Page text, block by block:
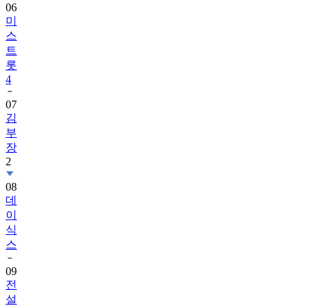
06
미
스
트
롯
4
07
김
부
장
2
08
데
이
식
스
09
전
설